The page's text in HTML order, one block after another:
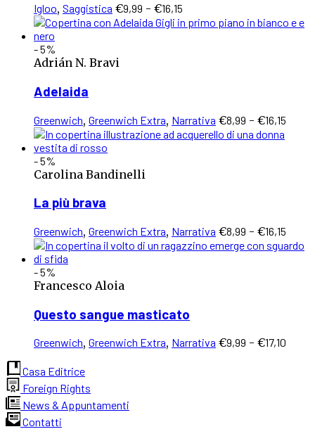
Igloo, Saggistica Questo
prodotto
varianti.
essere
scelte
del
€9,99 - €16,15
di
- 5%
Adrián N. Bravi
Adelaida
Greenwich, Greenwich Extra, Narrativa Questo
prodotto
essere
scelte
€8,99 - €16,15
- 5%
Carolina Bandinelli
La più brava
Greenwich, Greenwich Extra, Narrativa Questo
prodotto
essere
€8,99 - €16,15
di
- 5%
Francesco Aloia
Questo sangue masticato
Greenwich, Greenwich Extra, Narrativa Questo
€9,99 - €17,10
Casa Editrice
Foreign Rights
News & Appuntamenti
Contatti